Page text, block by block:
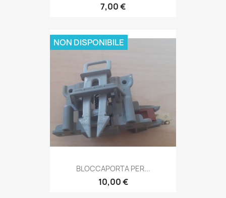
7,00 €
BLOCCAPORTA PER...
10,00 €
NON DISPONIBILE